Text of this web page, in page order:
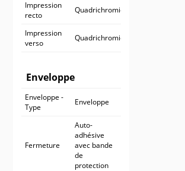
Impression
recto
Quadrichromie
Impression
verso
Quadrichromie
Enveloppe
Enveloppe -
Type
Enveloppe
Fermeture
Auto-
adhésive
avec bande
de
protection